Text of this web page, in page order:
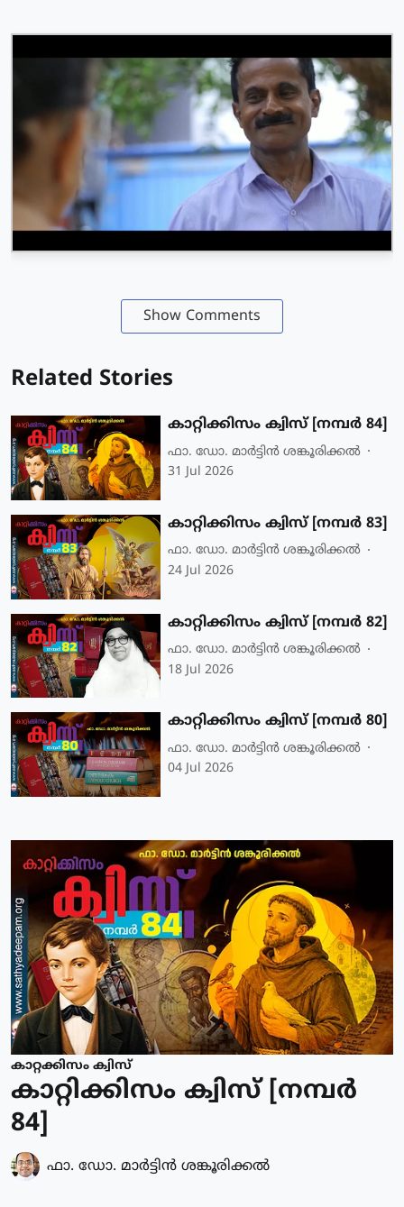
Show Comments
Related Stories
കാറ്റിക്കിസം ക്വിസ് [നമ്പര്‍ 84]
ഫാ. ഡോ. മാര്‍ട്ടിന്‍ ശങ്കൂരിക്കല്‍
31 Jul 2026
കാറ്റിക്കിസം ക്വിസ് [നമ്പര്‍ 83]
ഫാ. ഡോ. മാര്‍ട്ടിന്‍ ശങ്കൂരിക്കല്‍
24 Jul 2026
കാറ്റിക്കിസം ക്വിസ് [നമ്പര്‍ 82]
ഫാ. ഡോ. മാര്‍ട്ടിന്‍ ശങ്കൂരിക്കല്‍
18 Jul 2026
കാറ്റിക്കിസം ക്വിസ് [നമ്പര്‍ 80]
ഫാ. ഡോ. മാര്‍ട്ടിന്‍ ശങ്കൂരിക്കല്‍
04 Jul 2026
കാറ്റക്കിസം ക്വിസ്
കാറ്റിക്കിസം ക്വിസ് [നമ്പര്‍
84]
ഫാ. ഡോ. മാര്‍ട്ടിന്‍ ശങ്കൂരിക്കല്‍